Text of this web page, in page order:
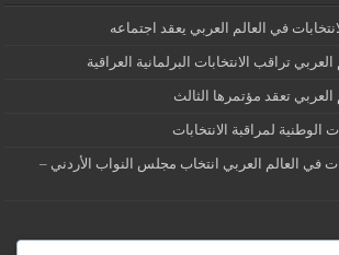
في العالم العربي يعقد اجتماعه
تراقب الانتخابات البرلمانية العراقية
العربي تعقد مؤتمرها الثالث
لمراقبة الانتخابات
في العالم العربي انتخاب مجلس النواب الأردني –